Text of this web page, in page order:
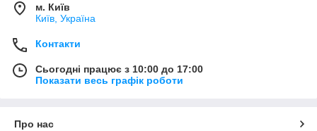
м. Київ
Київ, Україна
Контакти
Сьогодні працює з 10:00 до 17:00
Показати весь графік роботи
Про нас